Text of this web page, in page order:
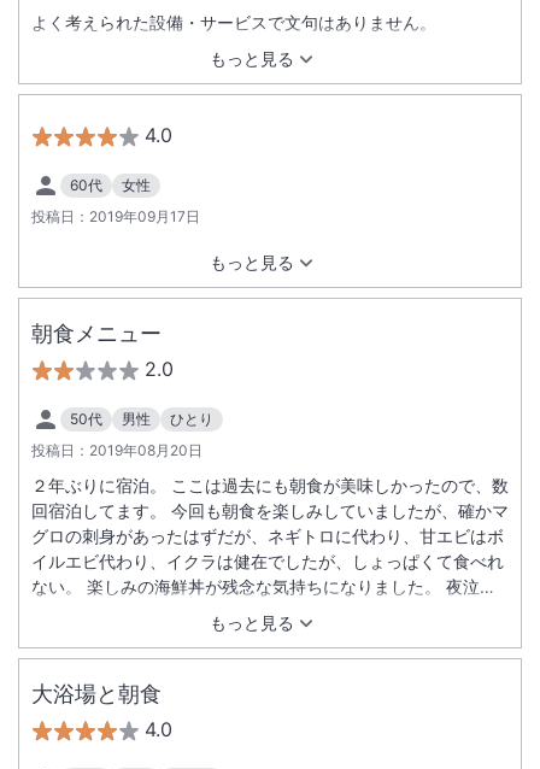
もっと見る
よく考えられた設備・サービスで文句はありません。
4.0
60代
女性
投稿日： 2019年09月17日
もっと見る
朝食メニュー
2.0
50代 男性
ひとり
投稿日： 2019年08月20日
もっと見る
２年ぶりに宿泊。 ここは過去にも朝食が美味しかったので、数
回宿泊してます。 今回も朝食を楽しみしていましたが、確かマ
グロの刺身があったはずだが、ネギトロに代わり、甘エビはボ
イルエビ代わり、イクラは健在でしたが、しょっぱくて食べれ
ない。 楽しみの海鮮丼が残念な気持ちになりました。 夜泣き
そばサービス、温泉などは良いだけに、このホテルの売りの朝
食が期待外れでした。。 また車の駐車でも係員の方の誘導が悪
くて・・・。 今回の宿泊はちょっと残念な感じでした。
大浴場と朝食
4.0